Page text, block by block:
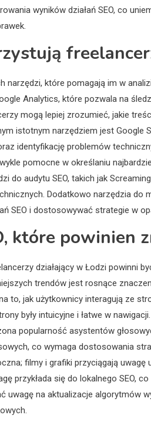
wyników działań SEO, co
narzędzi, które pomagają im w
Analytics, które pozwala na
mogą lepiej zrozumieć, jakie
istotnym narzędziem jest
identyfikację problemów
pomocne w określaniu
do audytu SEO, takich jak
Dodatkowo narzędzia do
SEO i dostosowywać strategie w
które powinien
działający w Łodzi powinni
trendów jest rosnące
to, jak użytkownicy interagują ze
były intuicyjne i łatwe w
popularność asystentów
co wymaga dostosowania
filmy i grafiki przyciągają uwagę
przykłada się do lokalnego SEO,
uwagę na aktualizacje algorytmów